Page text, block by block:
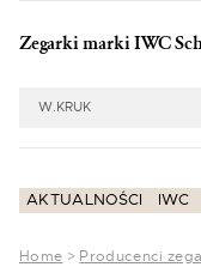
Zegarki marki IWC
W.KRUK
AKTUALNOŚCI IWC
Home > Producenci